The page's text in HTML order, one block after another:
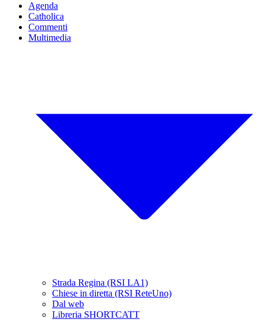
Agenda
Catholica
Commenti
Multimedia
Strada Regina (RSI LA1)
Chiese in diretta (RSI ReteUno)
Dal web
Libreria SHORTCATT